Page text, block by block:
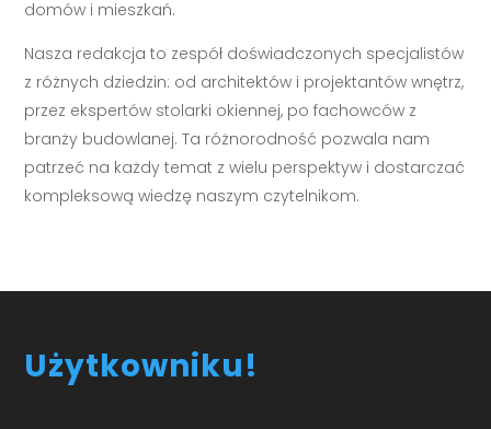
domów i mieszkań.
Nasza redakcja to zespół doświadczonych specjalistów
z różnych dziedzin: od architektów i projektantów wnętrz,
przez ekspertów stolarki okiennej, po fachowców z
branży budowlanej. Ta różnorodność pozwala nam
patrzeć na każdy temat z wielu perspektyw i dostarczać
kompleksową wiedzę naszym czytelnikom.
Użytkowniku!